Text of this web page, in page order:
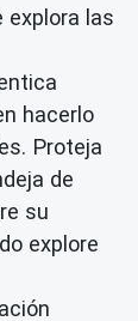
explora las
hacerlo
Proteja
de
su
explore